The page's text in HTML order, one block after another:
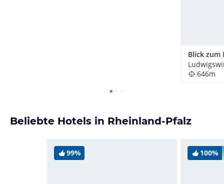
Blick zum
646m
Beliebte Hotels in Rheinland-Pfalz
99% 100%